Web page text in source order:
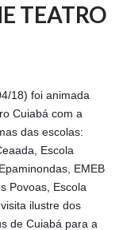
TEATRO
18) foi animada
Cuiabá com a
das escolas:
Escola
EMEB
Povoas, Escola
ilustre dos
de Cuiabá para a